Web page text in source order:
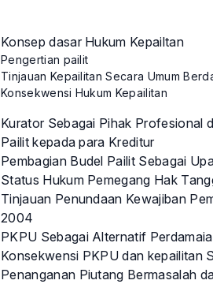
Konsep dasar Hukum Kepailtan
Pengertian pailit
Tinjauan Kepailitan Secara Umum
Konsekwensi Hukum Kepailitan
Kurator Sebagai Pihak Profesional
Pailit kepada para Kreditur
Pembagian Budel Pailit Sebagai
Status Hukum Pemegang Hak
Tinjauan Penundaan Kewajiban
2004
PKPU Sebagai Alternatif
Konsekwensi PKPU dan kepailitan
Penanganan Piutang Bermasalah